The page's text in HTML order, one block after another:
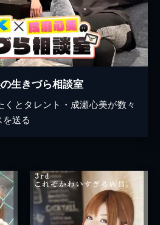
生きづら相談室
くとタレント・成瀬心美が数々
送る